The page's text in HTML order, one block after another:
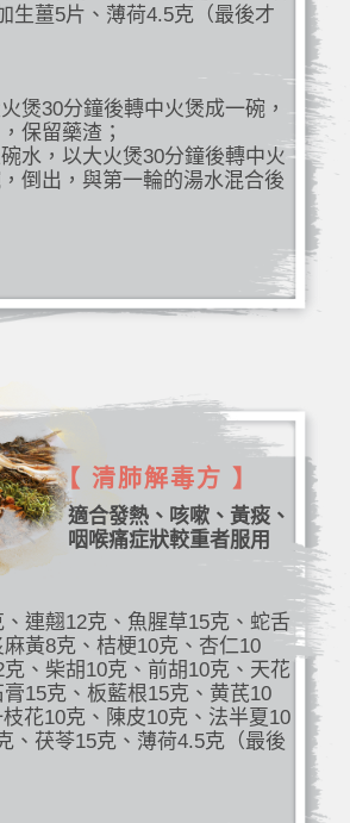
生薑5片、薄荷4.5克（最後才
煲30分鐘後轉中火煲成一碗，
保留藥渣；
水，以大火煲30分鐘後轉中火
倒出，與第一輪的湯水混合後
【 清肺解毒方 】
適合發熱、咳嗽、黃痰、
咽喉痛症狀較重者服用
連翹12克、魚腥草15克、蛇舌
黃8克、桔梗10克、杏仁10
、柴胡10克、前胡10克、天花
15克、板藍根15克、黄芪10
花10克、陳皮10克、法半夏10
、茯苓15克、薄荷4.5克（最後